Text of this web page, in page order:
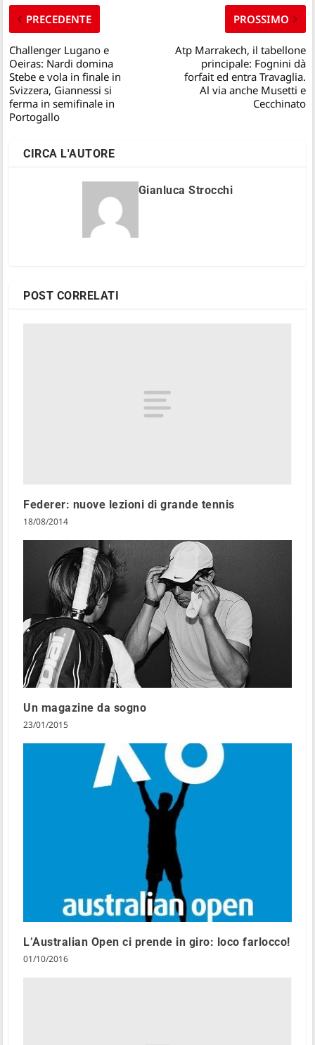
PRECEDENTE
Challenger Lugano e
Oeiras: Nardi domina
Stebe e vola in finale in
Svizzera, Giannessi si
ferma in semifinale in
Portogallo
PROSSIMO
Atp Marrakech, il tabellone
principale: Fognini dà
forfait ed entra Travaglia.
Al via anche Musetti e
Cecchinato
CIRCA L'AUTORE
Gianluca Strocchi
POST CORRELATI
Federer: nuove lezioni di grande tennis
18/08/2014
Un magazine da sogno
23/01/2015
L’Australian Open ci prende in giro: loco farlocco!
01/10/2016